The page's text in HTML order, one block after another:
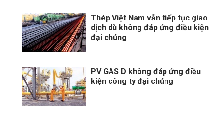
Thép Việt Nam vẫn tiếp tục giao
dịch dù không đáp ứng điều kiện
đại chúng
PV GAS D không đáp ứng điều
kiện công ty đại chúng